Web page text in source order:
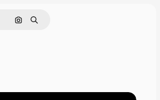
Поиск по изображению
Поиск